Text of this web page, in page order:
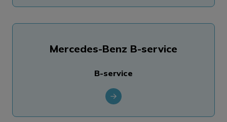
Mercedes-Benz B-service
B-service